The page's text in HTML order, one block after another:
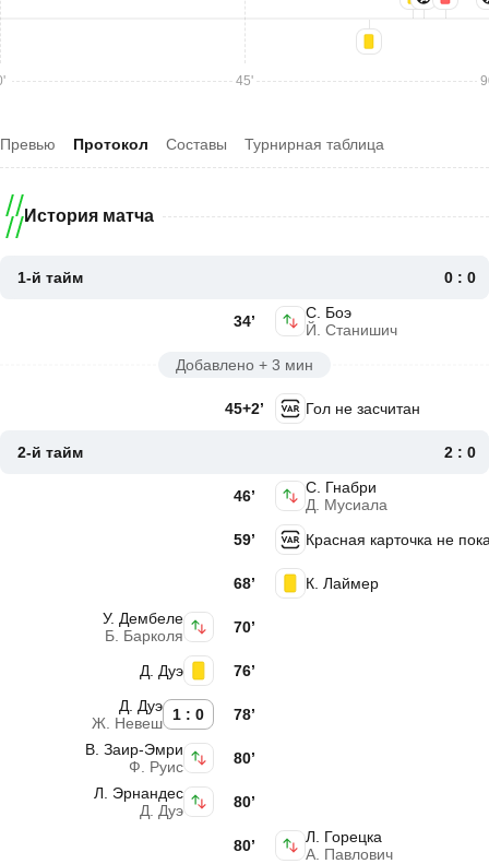
45'
Превью Протокол Составы Турнирная таблица
История матча
1-й тайм
0 : 0
С. Боэ
Й. Станишич
34’
Добавлено + 3 мин
Гол не засчитан
45+2’
2-й тайм
2 : 0
С. Гнабри
Д. Мусиала
46’
Красная карточка не
59’
К. Лаймер
68’
У. Дембеле
Б. Барколя
70’
Д. Дуэ 76’
1 : 0
Д. Дуэ
Ж. Невеш
78’
В. Заир-Эмри
Ф. Руис
80’
Л. Эрнандес
Д. Дуэ
80’
Л. Горецка
А. Павлович
80’